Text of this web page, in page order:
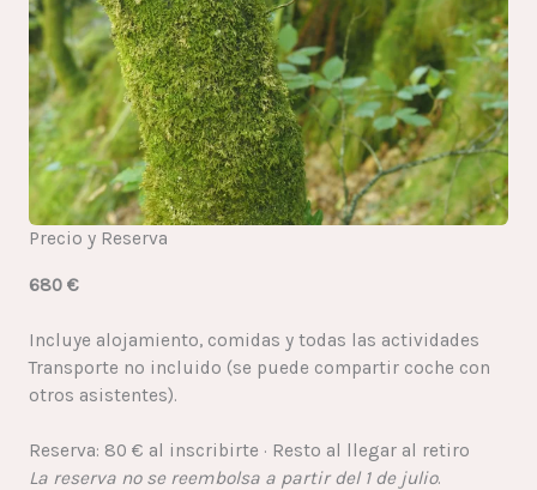
Precio y Reserva
680 €
Incluye alojamiento, comidas y todas las actividades
Transporte no incluido (se puede compartir coche con
otros asistentes).
Reserva: 80 € al inscribirte · Resto al llegar al retiro
La reserva no se reembolsa a partir del 1 de julio.